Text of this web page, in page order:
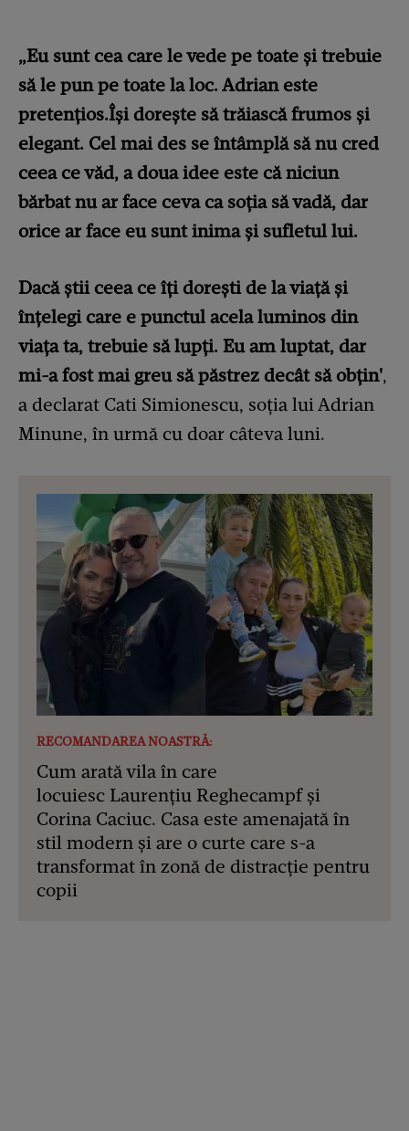
„Eu sunt cea care le vede pe toate şi trebuie
să le pun pe toate la loc. Adrian este
pretenţios.Îşi doreşte să trăiască frumos şi
elegant. Cel mai des se întâmplă să nu cred
ceea ce văd, a doua idee este că niciun
bărbat nu ar face ceva ca soţia să vadă, dar
orice ar face eu sunt inima şi sufletul lui.
Dacă ştii ceea ce îţi doreşti de la viaţă şi
înţelegi care e punctul acela luminos din
viaţa ta, trebuie să lupţi. Eu am luptat, dar
mi-a fost mai greu să păstrez decât să obţin',
a declarat Cati Simionescu, soția lui Adrian
Minune, în urmă cu doar câteva luni.
RECOMANDAREA NOASTRĂ:
Cum arată vila în care
locuiesc Laurențiu Reghecampf și
Corina Caciuc. Casa este amenajată în
stil modern și are o curte care s-a
transformat în zonă de distracție pentru
copii